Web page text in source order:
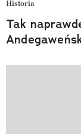
Historia
Tak